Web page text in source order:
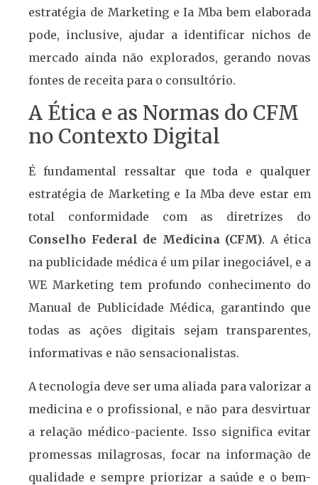
estratégia de Marketing e Ia Mba bem elaborada
pode, inclusive, ajudar a identificar nichos de
mercado ainda não explorados, gerando novas
fontes de receita para o consultório.
A Ética e as Normas do CFM
no Contexto Digital
É fundamental ressaltar que toda e qualquer
estratégia de Marketing e Ia Mba deve estar em
total conformidade com as diretrizes do
Conselho Federal de Medicina (CFM). A ética
na publicidade médica é um pilar inegociável, e a
WE Marketing tem profundo conhecimento do
Manual de Publicidade Médica, garantindo que
todas as ações digitais sejam transparentes,
informativas e não sensacionalistas.
A tecnologia deve ser uma aliada para valorizar a
medicina e o profissional, e não para desvirtuar
a relação médico-paciente. Isso significa evitar
promessas milagrosas, focar na informação de
qualidade e sempre priorizar a saúde e o bem-